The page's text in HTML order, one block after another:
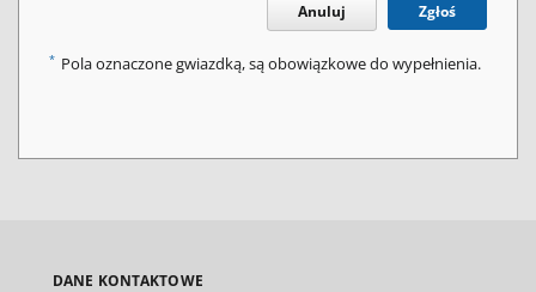
Anuluj Zgłoś
* Pola oznaczone gwiazdką, są obowiązkowe do wypełnienia.
DANE KONTAKTOWE